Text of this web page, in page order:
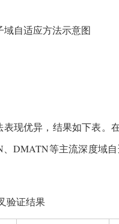
域自适应方法示意图
现优异，结果如下表。
DMATN等主流深度域自
验证结果